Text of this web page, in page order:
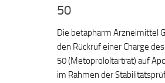
50
Die betapharm Arzneimittel
den Rückruf einer Charge
50 (Metoprololtartrat) auf
im Rahmen der